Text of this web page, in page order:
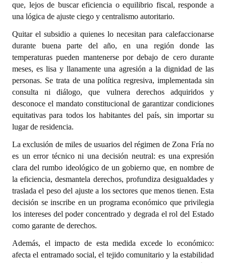
Premio al Mérito - Registro
Audiencias Públicas - Registro
Mujeres que Dejaron Huellas - Registro
Periodistas Decanos - Registro
Ciudadano Ilustre - Registro
Banca del Vecino - Registro
Huéspedes de Honor - Registro
Antiguos Pobladores - Registro
Reconocimientos - Registro
Bariloche, Municipio intercultural
Entrega de distinciones
REFORMA DE LA CARTA ORGÁNICA
que, lejos de buscar eficiencia o equilibrio fiscal, responde a
una lógica de ajuste ciego y centralismo autoritario.
Quitar el subsidio a quienes lo necesitan para calefaccionarse
durante buena parte del año, en una región donde las
temperaturas pueden mantenerse por debajo de cero durante
meses, es lisa y llanamente una agresión a la dignidad de las
personas. Se trata de una política regresiva, implementada sin
consulta ni diálogo, que vulnera derechos adquiridos y
desconoce el mandato constitucional de garantizar condiciones
equitativas para todos los habitantes del país, sin importar su
lugar de residencia.
La exclusión de miles de usuarios del régimen de Zona Fría no
es un error técnico ni una decisión neutral: es una expresión
clara del rumbo ideológico de un gobierno que, en nombre de
la eficiencia, desmantela derechos, profundiza desigualdades y
traslada el peso del ajuste a los sectores que menos tienen. Esta
decisión se inscribe en un programa económico que privilegia
los intereses del poder concentrado y degrada el rol del Estado
como garante de derechos.
Además, el impacto de esta medida excede lo económico:
afecta el entramado social, el tejido comunitario y la estabilidad